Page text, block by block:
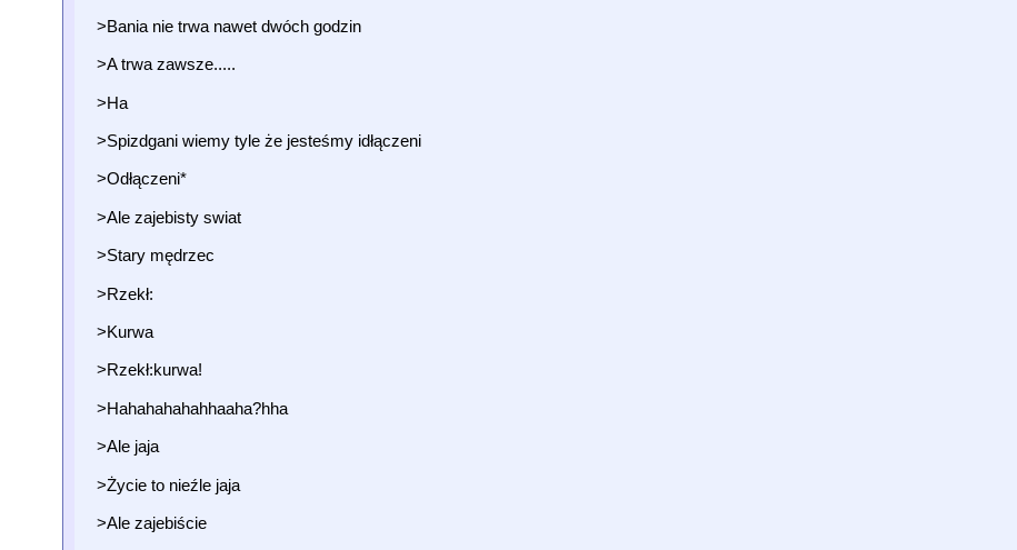
>Bania nie trwa nawet dwóch godzin
>A trwa zawsze.....
>Ha
>Spizdgani wiemy tyle że jesteśmy idłączeni
>Odłączeni*
>Ale zajebisty swiat
>Stary mędrzec
>Rzekł:
>Kurwa
>Rzekł:kurwa!
>Hahahahahahhaaha?hha
>Ale jaja
>Życie to nieźle jaja
>Ale zajebiście